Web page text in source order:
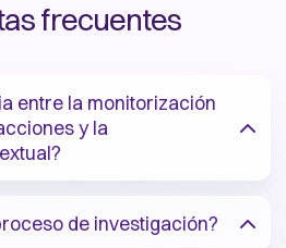
frecuentes
entre la monitorización
y la
de investigación?